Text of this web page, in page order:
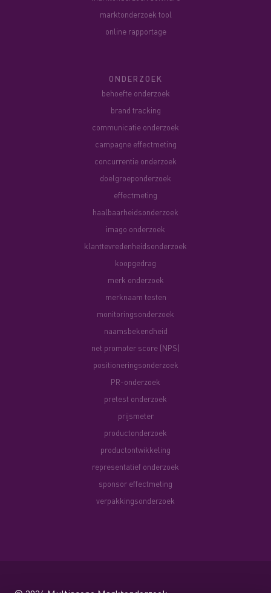
marktonderzoek tool
online rapportage
ONDERZOEK
behoefte onderzoek
brand tracking
communicatie onderzoek
campagne effectmeting
concurrentie onderzoek
doelgroeponderzoek
effectmeting
haalbaarheidsonderzoek
imago onderzoek
klanttevredenheidsonderzoek
koopgedrag
merk onderzoek
merknaam testen
monitoringsonderzoek
naamsbekendheid
net promoter score (NPS)
positioneringsonderzoek
PR-onderzoek
pretest onderzoek
prijsmeter
productonderzoek
productontwikkeling
representatief onderzoek
sponsor effectmeting
verpakkingsonderzoek